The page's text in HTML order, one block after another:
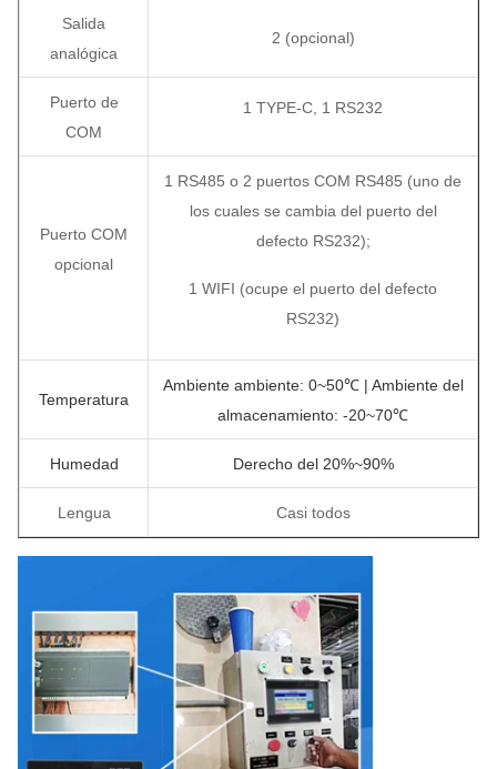
Salida
analógica
2 (opcional)
Puerto de
COM
1 TYPE-C, 1 RS232
Puerto COM
opcional
1 RS485 o 2 puertos COM RS485 (uno de
los cuales se cambia del puerto del
defecto RS232);
1 WIFI (ocupe el puerto del defecto
RS232)
Temperatura
Ambiente ambiente: 0~50℃ | Ambiente del
almacenamiento: -20~70℃
Humedad Derecho del 20%~90%
Lengua Casi todos